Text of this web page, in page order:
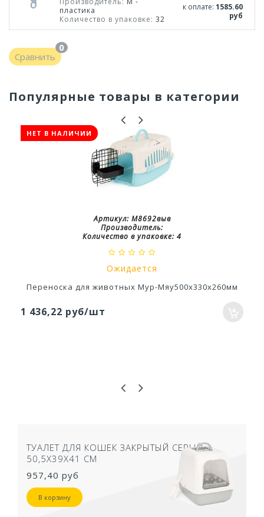
пластика
Количество в упаковке: 32
к оплате: 1585.60
руб
Сравнить
0
Популярные товары в категории
Артикул: М8692выв
Производитель:
Количество в упаковке: 4
НЕТ В НАЛИЧИИ
Ожидается
Переноска для животных Мур-Мяу500х330х260мм
1 436,22 руб/шт
ТУАЛЕТ ДЛЯ КОШЕК ЗАКРЫТЫЙ СЕРЫЙ
50,5Х39Х41 СМ
957,40 руб
В корзину